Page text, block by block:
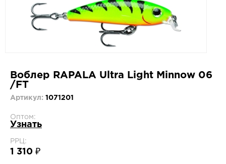
Воблер RAPALA Ultra Light Minnow 06
/FT
Артикул: 1071201
Оптом:
Узнать
РРЦ:
1 310 ₽